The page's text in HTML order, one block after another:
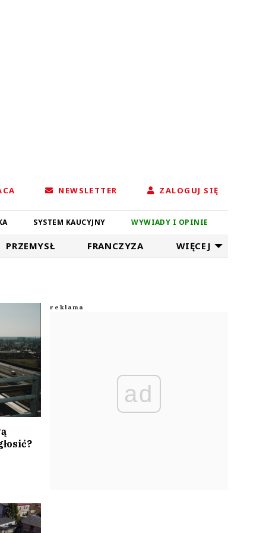
NEWSLETTER ZALOGUJ SIĘ
SYSTEM KAUCYJNY WYWIADY I OPINIE
PRZEMYSŁ FRANCZYZA WIĘCEJ
ad